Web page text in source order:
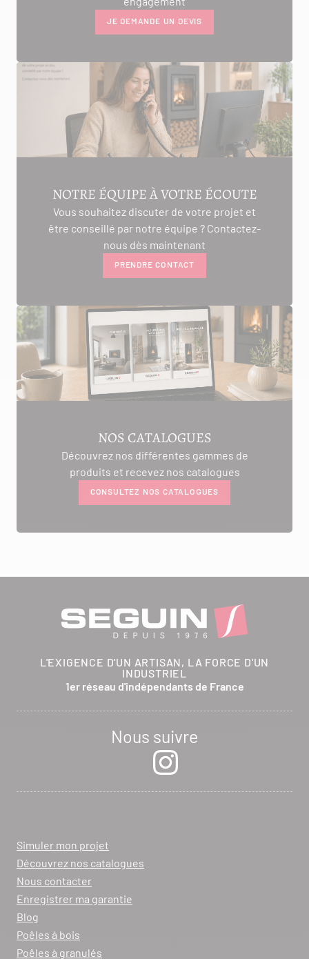
JE DEMANDE UN DEVIS
NOTRE ÉQUIPE À VOTRE ÉCOUTE
Vous souhaitez discuter de votre projet et
être conseillé par notre équipe ? Contactez-
nous dès maintenant
PRENDRE CONTACT
NOS CATALOGUES
Découvrez nos différentes gammes de
produits et recevez nos catalogues
CONSULTEZ NOS CATALOGUES
L'EXIGENCE D'UN ARTISAN, LA FORCE D'UN
INDUSTRIEL
1er réseau d'indépendants de France
Nous suivre
Simuler mon projet
Découvrez nos catalogues
Nous contacter
Enregistrer ma garantie
Blog
Poêles à bois
Poêles à granulés